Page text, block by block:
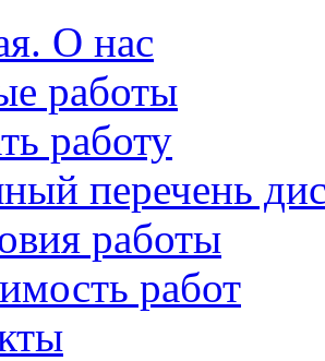
О нас
работы
работу
перечень
работы
работ